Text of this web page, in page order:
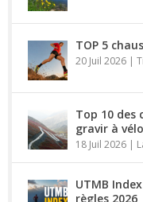
TOP 5
20 Juil 2026|
Top 10 des
gravir à vélo
18 Juil 2026|
UTMB
règles 2026